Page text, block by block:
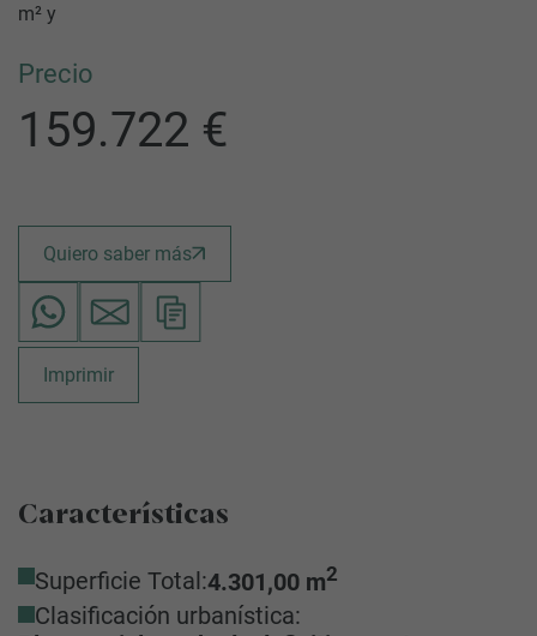
m² y
Precio
159.722 €
Quiero saber más
Imprimir
Características
Superficie Total:4.301,00 m2
Clasificación urbanística: